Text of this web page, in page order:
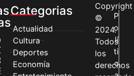
MUJERES
A
CANALES
ATENCIÓN
Categorias
Actualidad
Cultura
Deportes
Economía
Copyright
©
2024.
Todos
los
derechos
P
o
lí
ti
c